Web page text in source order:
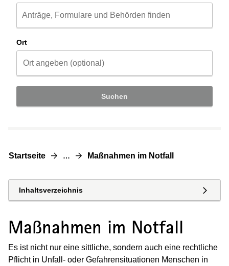
Ort
Suchen
Startseite … Maßnahmen im Notfall
Inhaltsverzeichnis
Maßnahmen im Notfall
Es ist nicht nur eine sittliche, sondern auch eine rechtliche
Pflicht in Unfall- oder Gefahrensituationen Menschen in